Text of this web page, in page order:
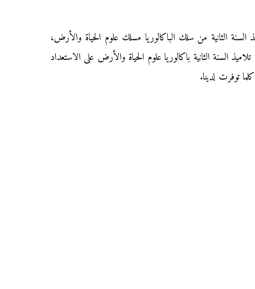
الثانية من سلك الباكالوريا مسلك علوم الحياة والأرض،
السنة الثانية باكالوريا علوم الحياة والأرض على الاستعداد
توفرت لدينا.